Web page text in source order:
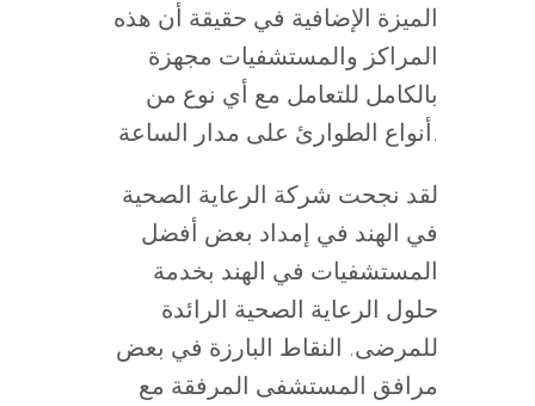
الميزة الإضافية في حقيقة أن هذه
المراكز والمستشفيات مجهزة
بالكامل للتعامل مع أي نوع من
أنواع الطوارئ على مدار الساعة.
لقد نجحت شركة الرعاية الصحية
في الهند في إمداد بعض أفضل
المستشفيات في الهند بخدمة
حلول الرعاية الصحية الرائدة
للمرضى. النقاط البارزة في بعض
مرافق المستشفى المرفقة مع